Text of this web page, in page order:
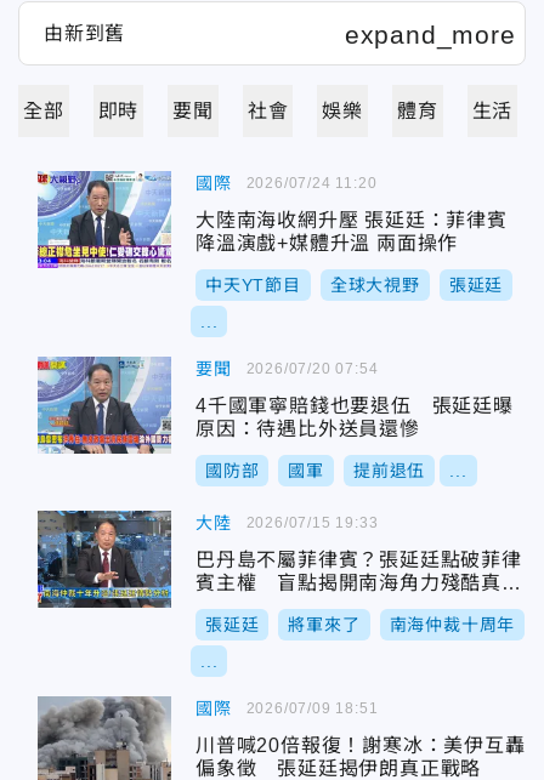
全部 即時 要聞 社會 娛樂 體育 生活
國際
大陸南海收網升壓 張延廷：菲律賓
降溫演戲+媒體升溫 兩面操作
中天YT節目 全球大視野 張延廷
2026/07/24 11:20
要聞
4千國軍寧賠錢也要退伍 張延廷曝
原因：待遇比外送員還慘
國防部 國軍 提前退伍
2026/07/20 07:54
大陸
巴丹島不屬菲律賓？張延廷點破菲律
賓主權 盲點揭開南海角力殘酷真
相！
張延廷 將軍來了 南海仲裁十周年
2026/07/15 19:33
國際
川普喊20倍報復！謝寒冰：美伊互轟
偏象徵 張延廷揭伊朗真正戰略
2026/07/09 18:51